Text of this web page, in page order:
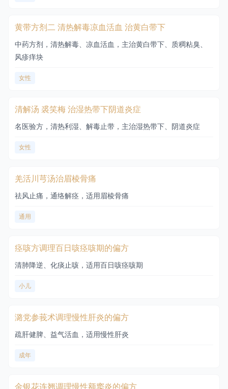
黄带方剂二 清热解毒凉血活血 治黄白带下
中药方剂，清热解毒、凉血活血，主治黄白带下、质稠粘臭、
风疹痒块
女性
清解汤 裘笑梅 治湿热带下阴道炎症
名医验方，清热利湿、解毒止带，主治湿热带下、阴道炎症
女性
羌活川芎汤治眉棱骨痛
祛风止痛，通络解痉，适用眉棱骨痛
通用
痉咳方调理百日咳痉咳期的偏方
清肺降逆、化痰止咳，适用百日咳痉咳期
小儿
潞党参莪术调理慢性肝炎的偏方
疏肝健脾、益气活血，适用慢性肝炎
成年
金银花连翘调理慢性额窦炎的偏方